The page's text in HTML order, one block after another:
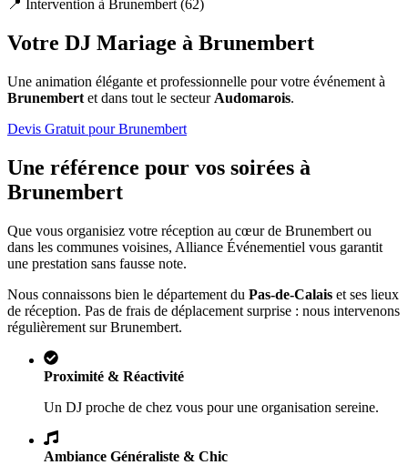
📍 Intervention à Brunembert (62)
Votre DJ Mariage à Brunembert
Une animation élégante et professionnelle pour votre événement à
Brunembert et dans tout le secteur Audomarois.
Devis Gratuit pourBrunembert
Une référence pour vos soirées à
Brunembert
Que vous organisiez votre réception au cœur de Brunembert ou
dans les communes voisines, Alliance Événementiel vous garantit
une prestation sans fausse note.
Nous connaissons bien le département du Pas-de-Calais et ses lieux
de réception. Pas de frais de déplacement surprise : nous intervenons
régulièrement surBrunembert.
Proximité & Réactivité
Un DJ proche de chez vous pour une organisation sereine.
Ambiance Généraliste & Chic